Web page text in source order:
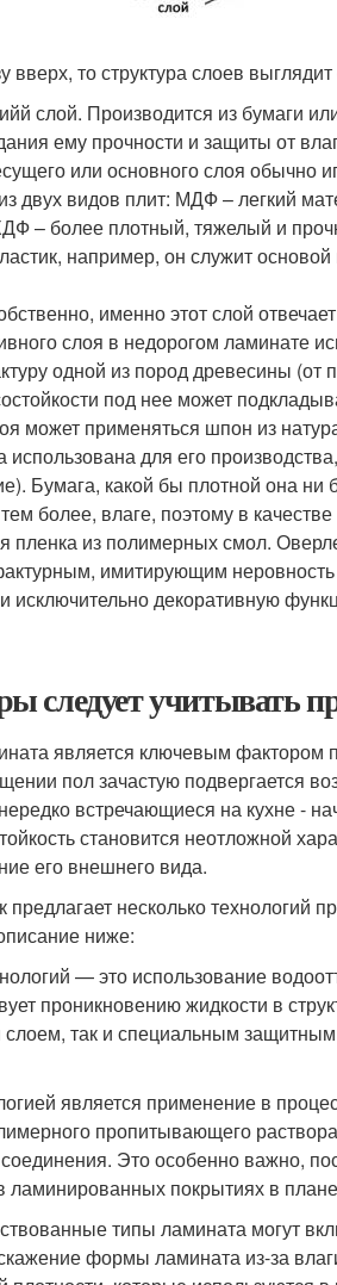
вверх, то структура слоев
слой. Производится из бумаги
ему прочности и защиты от
или основного слоя обычно
двух видов плит: МДФ – легкий
– более плотный, тяжелый и
например, он служит
именно этот слой
слоя в недорогом ламинате
одной из пород древесины (от
под нее может
может применяться шпон из
использована для его
Бумага, какой бы плотной она ни
более, влаге, поэтому в
пленка из полимерных смол.
имитирующим
исключительно декоративную
следует учитывать
является ключевым фактором
пол зачастую подвергается
встречающиеся на кухне -
становится неотложной
его внешнего вида.
несколько технологий
ниже:
— это использование
проникновению жидкости в
так и специальным
является применение в
пропитывающего
Это особенно важно,
ламинированных покрытиях в
типы ламината могут
формы ламината из-за